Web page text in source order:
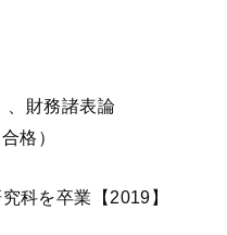
、財務諸表論
格）
科を卒業【2019】